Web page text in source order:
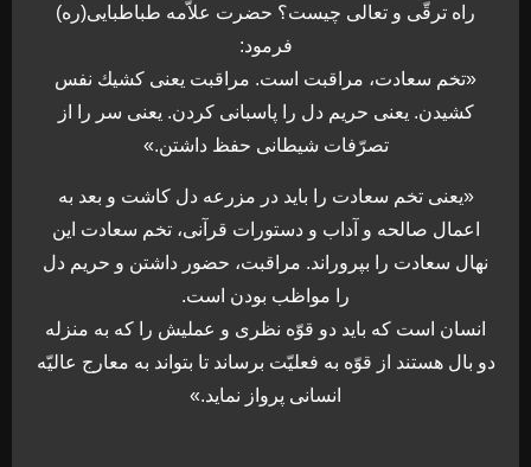
راه ترقّى و تعالى چيست؟ حضرت علاّمه طباطبايى(ره)
فرمود:
«تخم سعادت، مراقبت است. مراقبت يعنى كشيك نفس
كشيدن. يعنى حريم دل را پاسبانى كردن. يعنى سر را از
تصرّفات شيطانى حفظ داشتن.»
«يعنی تخم سعادت را بايد در مزرعه دل كاشت و بعد به
اعمال صالحه و آداب و دستورات قرآنى، تخم سعادت اين
نهال سعادت را بپروراند. مراقبت، حضور داشتن و حريم دل
را مواظب بودن است.
انسان است كه بايد دو قوّه نظرى و عمليش را كه به منزله
دو بال هستند از قوّه به فعليّت برساند تا بتواند به معارج عاليّه
انسانى پرواز نمايد.»